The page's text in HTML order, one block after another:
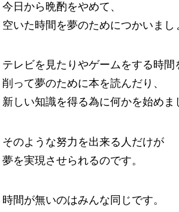
今日から晩酌をやめて、
空いた時間を夢のためにつかいまし
テレビを見たりやゲームをする時間
削って夢のために本を読んだり、
新しい知識を得る為に何かを始めま
そのような努力を出来る人だけが
夢を実現させられるのです。
時間が無いのはみんな同じです。